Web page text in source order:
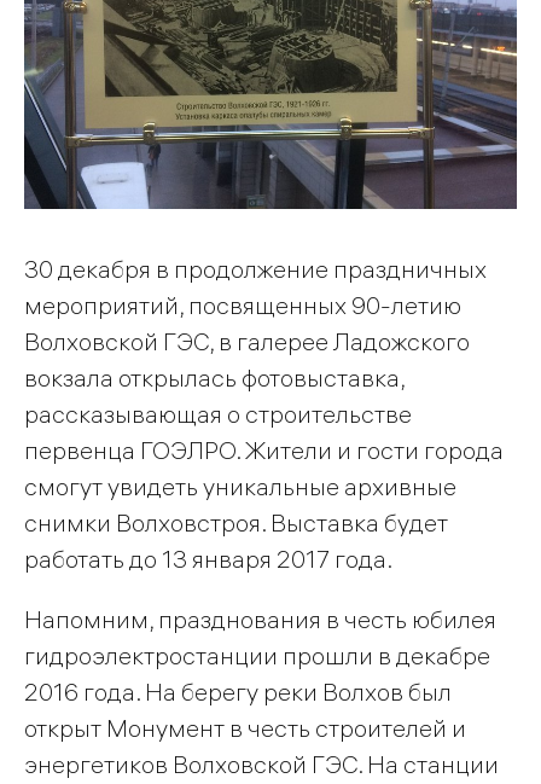
30 декабря в продолжение праздничных
мероприятий, посвященных 90-летию
Волховской ГЭС, в галерее Ладожского
вокзала открылась фотовыставка,
рассказывающая о строительстве
первенца ГОЭЛРО. Жители и гости города
смогут увидеть уникальные архивные
снимки Волховстроя. Выставка будет
работать до 13 января 2017 года.
Напомним, празднования в честь юбилея
гидроэлектростанции прошли в декабре
2016 года. На берегу реки Волхов был
открыт Монумент в честь строителей и
энергетиков Волховской ГЭС. На станции